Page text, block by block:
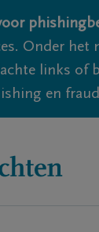
Onder het
links of
en